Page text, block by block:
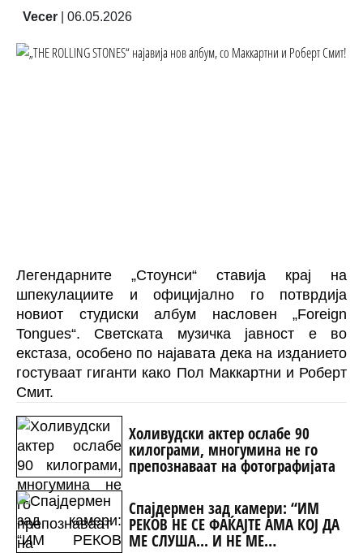
Vecer 06.05.2026
Легендарните „Стоунси“ ставија крај на
шпекулациите и официјално го потврдија
новиот студиски албум насловен „Foreign
Tongues“. Светската музичка јавност е во
екстаза, особено по најавата дека на изданието
гостуваат гиганти како Пол Маккартни и Роберт
Смит.
Холивудски актер ослабе 90
килограми, многумина не го
препознаваат на фотографијата
Спајдермен зад камери: “ИМ
РЕКОВ НЕ СЕ ФАЌАЈТЕ АМА КОЈ ДА
МЕ СЛУША... И НЕ МЕ